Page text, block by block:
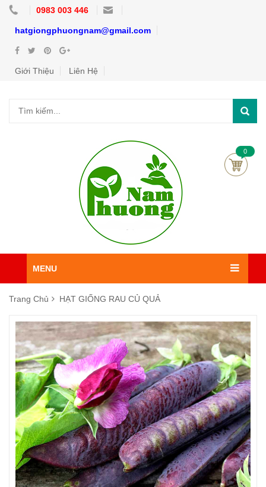
0983 003 446
hatgiongphuongnam@gmail.com
Giới Thiệu Liên Hệ
0
MENU
Trang Chủ HẠT GIỐNG RAU CỦ QUẢ